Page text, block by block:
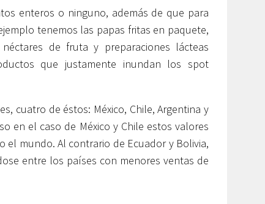
enteros o ninguno, además de que para
tenemos las papas fritas en paquete,
de fruta y preparaciones lácteas
que justamente inundan los spot
cuatro de éstos: México, Chile, Argentina y
en el caso de México y Chile estos valores
el mundo. Al contrario de Ecuador y Bolivia,
entre los países con menores ventas de